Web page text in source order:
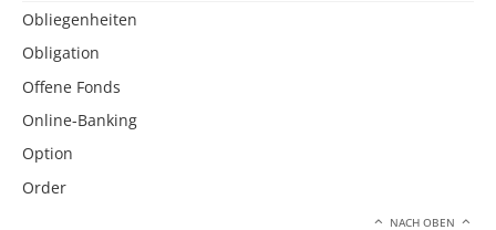
Obliegenheiten
Obligation
Offene Fonds
Online-Banking
Option
Order
NACH OBEN